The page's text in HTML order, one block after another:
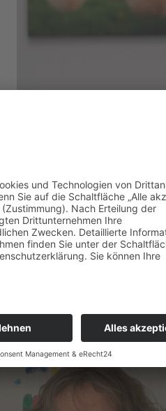
Stück Verlässlichkeit und
mit den Familien für